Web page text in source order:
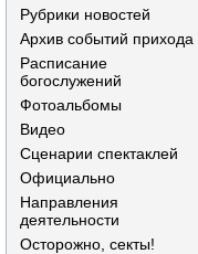
Рубрики новостей
Архив событий прихода
Расписание
богослужений
Фотоальбомы
Видео
Сценарии спектаклей
Официально
Направления
деятельности
Осторожно, секты!